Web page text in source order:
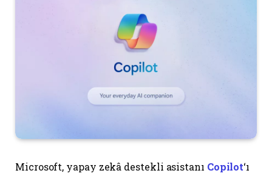
Microsoft, yapay zekâ destekli asistanı Copilot‘ı